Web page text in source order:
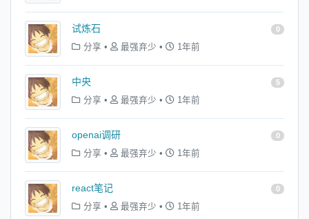
试炼石 0
分享 • 最强弃少 • 1年前
中央 5
分享 • 最强弃少 • 1年前
openai调研 0
分享 • 最强弃少 • 1年前
react笔记 0
分享 • 最强弃少 • 1年前